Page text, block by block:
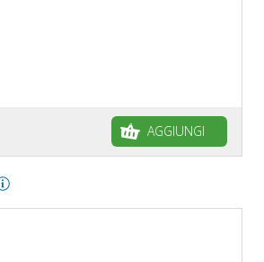
AGGIUNGI